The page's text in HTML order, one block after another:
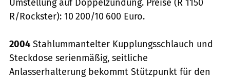
Umstellung auf Doppelzündung. Preise (R 1150
R/Rockster): 10 200/10 600 Euro.
2004 Stahlummantelter Kupplungsschlauch und
Steckdose serienmäßig, seitliche
Anlasserhalterung bekommt Stützpunkt für den